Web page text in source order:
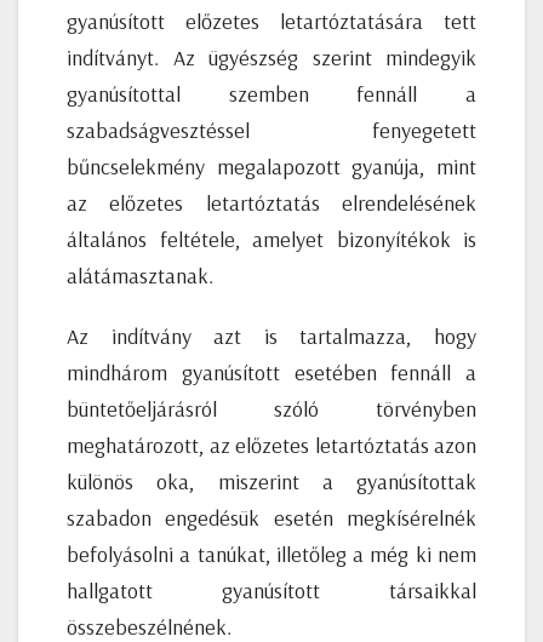
gyanúsított előzetes letartóztatására tett
indítványt. Az ügyészség szerint mindegyik
gyanúsítottal szemben fennáll a
szabadságvesztéssel fenyegetett
bűncselekmény megalapozott gyanúja, mint
az előzetes letartóztatás elrendelésének
általános feltétele, amelyet bizonyítékok is
alátámasztanak.
Az indítvány azt is tartalmazza, hogy
mindhárom gyanúsított esetében fennáll a
büntetőeljárásról szóló törvényben
meghatározott, az előzetes letartóztatás azon
különös oka, miszerint a gyanúsítottak
szabadon engedésük esetén megkísérelnék
befolyásolni a tanúkat, illetőleg a még ki nem
hallgatott gyanúsított társaikkal
összebeszélnének.